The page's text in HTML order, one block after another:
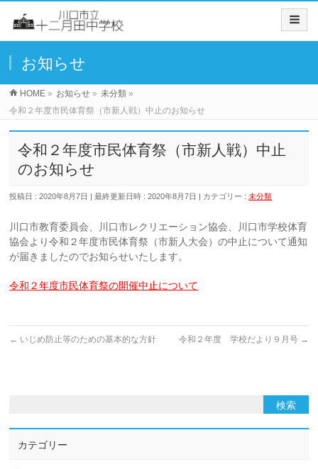
お知らせ
HOME » お知らせ » 未分類 »
令和２年度市民体育祭（市新人戦）中止のお知らせ
令和２年度市民体育祭（市新人戦）中止
のお知らせ
投稿日 : 2020年8月7日 最終更新日時 : 2020年8月7日 カテゴリー :未分類
川口市教育委員会、川口市レクリエーション協会、川口市学校体育
協会より令和２年度市民体育祭（市新人大会）の中止について通知
が届きましたのでお知らせいたします。
令和２年度市民体育祭の開催中止について
← いじめ防止等のための基本的な方針 令和２年度 学校だより９月号 →
カテゴリー